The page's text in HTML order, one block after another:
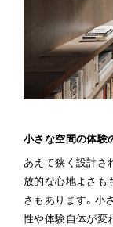
小さな空間の体験
あえて狭く設計さ
放的な心地よさも
さもあります。小
性や体験自体が変